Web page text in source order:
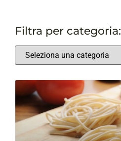
Filtra per categoria: